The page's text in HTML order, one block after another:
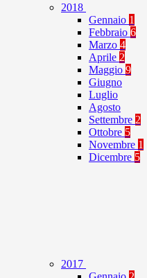
2018
Gennaio 1
Febbraio 6
Marzo 4
Aprile 2
Maggio 9
Giugno
Luglio
Agosto
Settembre 2
Ottobre 5
Novembre 1
Dicembre 5
2017